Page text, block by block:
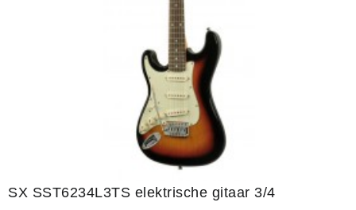
SX SST6234L3TS elektrische gitaar 3/4